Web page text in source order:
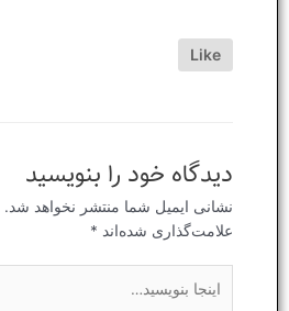
Like
دیدگاه‌ خود را بنویسید
نشانی ایمیل شما منتشر نخواهد شد.
علامت‌گذاری شده‌اند *
بنویسید…